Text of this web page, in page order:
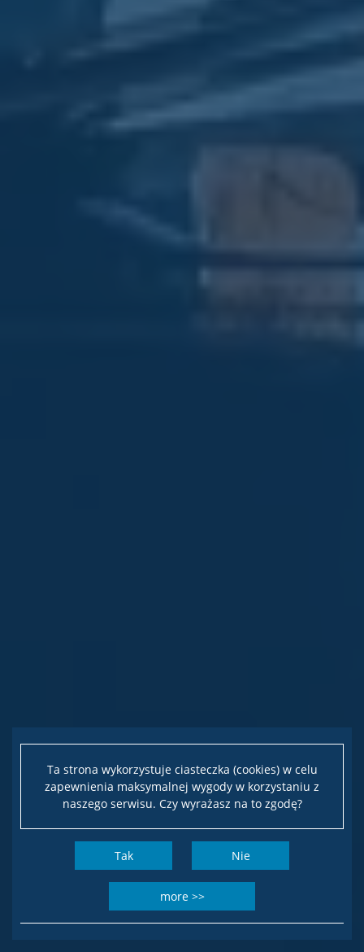
Ta strona wykorzystuje ciasteczka (cookies) w celu
zapewnienia maksymalnej wygody w korzystaniu z
naszego serwisu. Czy wyrażasz na to zgodę?
Tak Nie
more >>